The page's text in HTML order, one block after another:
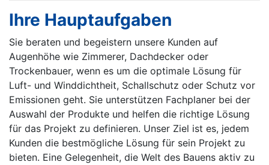
Ihre Hauptaufgaben
Sie beraten und begeistern unsere Kunden auf
Augenhöhe wie Zimmerer, Dachdecker oder
Trockenbauer, wenn es um die optimale Lösung für
Luft- und Winddichtheit, Schallschutz oder Schutz vor
Emissionen geht. Sie unterstützen Fachplaner bei der
Auswahl der Produkte und helfen die richtige Lösung
für das Projekt zu definieren. Unser Ziel ist es, jedem
Kunden die bestmögliche Lösung für sein Projekt zu
bieten. Eine Gelegenheit, die Welt des Bauens aktiv zu